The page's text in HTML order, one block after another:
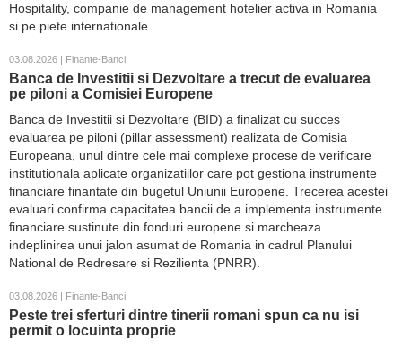
Hospitality, companie de management hotelier activa in Romania
si pe piete internationale.
03.08.2026 | Finante-Banci
Banca de Investitii si Dezvoltare a trecut de evaluarea
pe piloni a Comisiei Europene
Banca de Investitii si Dezvoltare (BID) a finalizat cu succes
evaluarea pe piloni (pillar assessment) realizata de Comisia
Europeana, unul dintre cele mai complexe procese de verificare
institutionala aplicate organizatiilor care pot gestiona instrumente
financiare finantate din bugetul Uniunii Europene. Trecerea acestei
evaluari confirma capacitatea bancii de a implementa instrumente
financiare sustinute din fonduri europene si marcheaza
indeplinirea unui jalon asumat de Romania in cadrul Planului
National de Redresare si Rezilienta (PNRR).
03.08.2026 | Finante-Banci
Peste trei sferturi dintre tinerii romani spun ca nu isi
permit o locuinta proprie